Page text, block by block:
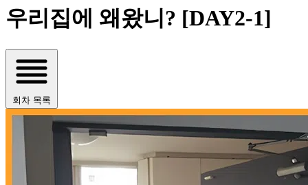
우리집에 왜왔니? [DAY2-1]
회차 목록